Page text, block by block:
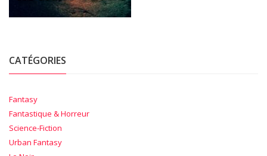
CATÉGORIES
Fantasy
Fantastique & Horreur
Science-Fiction
Urban Fantasy